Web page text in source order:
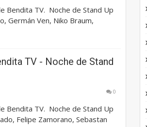
Bendita TV. Noche de Stand Up
Germán Ven, Niko Braum,
TV - Noche de Stand
0
Bendita TV. Noche de Stand Up
Felipe Zamorano, Sebastan